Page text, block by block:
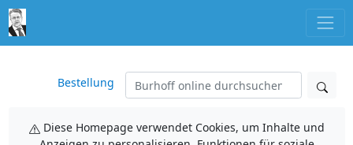
Bestellung
Diese Homepage verwendet Cookies, um Inhalte und